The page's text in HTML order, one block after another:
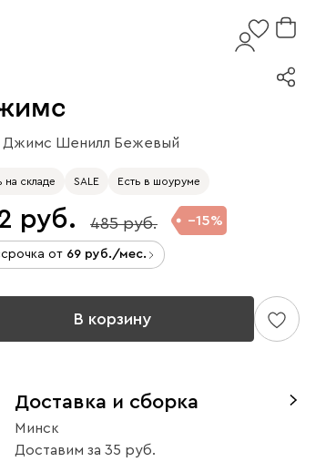
Джимс Шенилл Бежевый
на складе SALE Есть в шоуруме
485 15
от 69 /мес.
В корзину
Доставка и сборка
Минск
Доставим за 35